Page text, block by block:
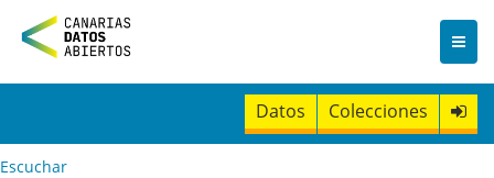
n
t
Datos Colecciones
Escuchar